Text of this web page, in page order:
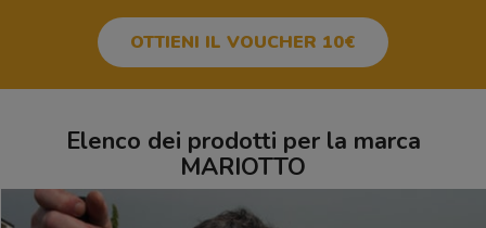
OTTIENI IL VOUCHER 10€
Elenco dei prodotti per la marca
MARIOTTO